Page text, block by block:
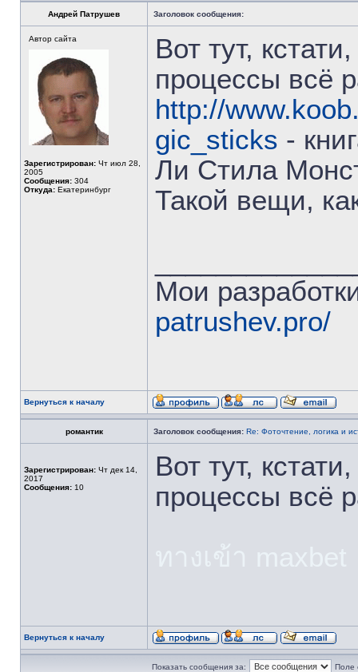
Андрей Патрушев Заголовок сообщения:
Автор сайта
Зарегистрирован: Чт июл 28,
2005
Сообщения: 304
Откуда: Екатеринбург
Вот тут,
процессы всё
http://
gic_sticks -
Ли Стила
Такой вещи,
Мои
patrushev.pro/
Вернуться к началу
романтик Заголовок сообщения: Re: Фоточтение, логика и
Зарегистрирован: Чт дек 14,
2017
Сообщения: 10
Вот тут,
процессы всё
Вернуться к началу
Показать сообщения за: Поле